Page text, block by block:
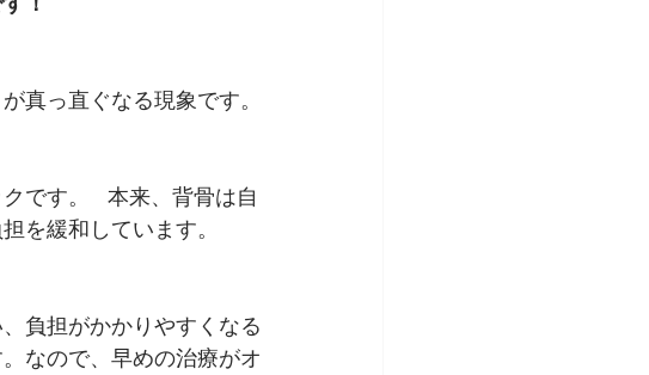
真っ直ぐなる現象です。
です。   本来、背骨は自
を緩和しています。
負担がかかりやすくなる
なので、早めの治療がオ